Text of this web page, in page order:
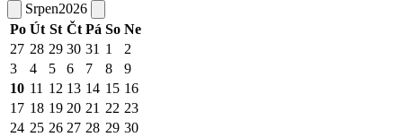
Srpen2026
Po Út St Čt Pá So Ne
27 28 29 30 31 1
2
3
4 5 6 7 8
9
10 11 12 13 14 15 16
17 18 19 20 21 22 23
24 25 26 27 28 29 30